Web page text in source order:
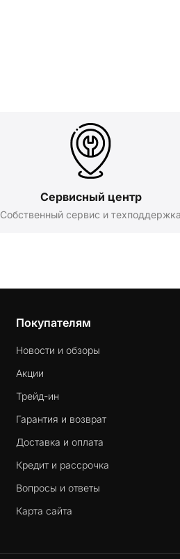
Сервисный центр
Собственный сервис и техподдержка
Покупателям
Новости и обзоры
Акции
Трейд-ин
Гарантия и возврат
Доставка и оплата
Кредит и рассрочка
Вопросы и ответы
Карта сайта